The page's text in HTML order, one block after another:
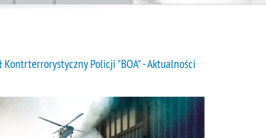
Kontrterrorystyczny Policji "BOA" - Aktualności